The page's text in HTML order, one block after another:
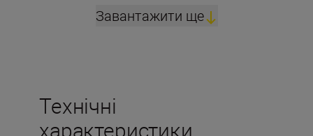
Завантажити ще
Технічні